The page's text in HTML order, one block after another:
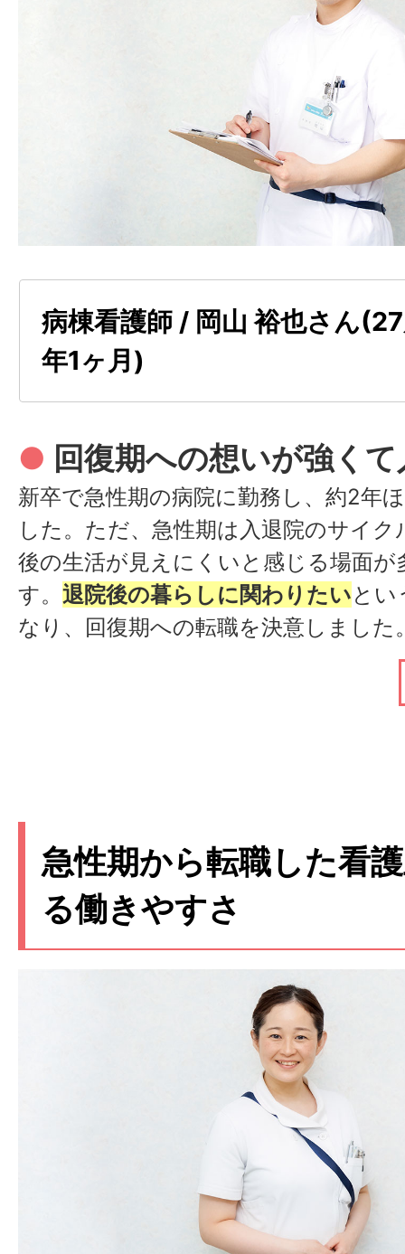
病棟看護師 / 岡山 裕也さん
年1ヶ月)
● 回復期への想いが強く
新卒で急性期の病院に勤務し、約2年
した。ただ、急性期は入退院のサイ
後の生活が見えにくいと感じる場面が
す。 退院後の暮らしに関わりたいとい
なり、回復期への転職を決意しました
地元の松山へ戻ることになり、同じ
「ここなら長く働けそう」と感じた
ました。
●穏やかな人柄の先輩たち
この病院の魅力は、落ち着いた雰囲気
にあると感じています。現場では
に声を掛け合い、無理なく連携でき
に追われてピリピリする空気はあま
が自分のペースを大切にしながら働
番の魅力は、師長をはじめベテラン
支えてくれるので、困ったときも相
そうした安心感があるからこそ、長
る看護師が多いのかもしれないです。
急性期から転職した看
る働きやすさ